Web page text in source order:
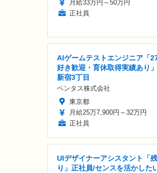
月給33万円～50万円
正社員
AIゲームテストエンジニア「
好き歓迎・育休取得実績あり
新宿3丁目
ベンタス株式会社
東京都
月給25万7,900円～32万円
正社員
UIデザイナーアシスタント「
り」正社員/センスを活かし